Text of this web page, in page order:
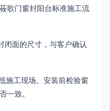
歌门窗封阳台标准施工流
闭面的尺寸，与客户确认
施工现场。安装前检验窗
一致。